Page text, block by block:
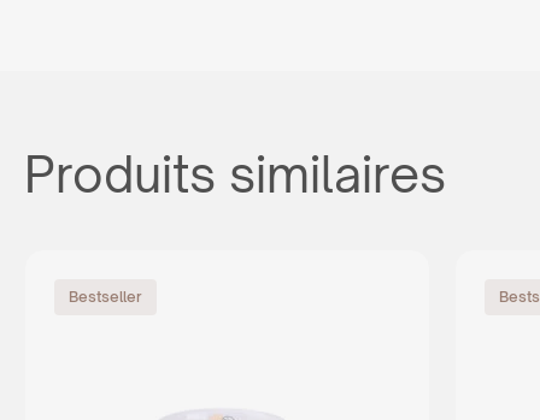
Produits similaires
Bestseller